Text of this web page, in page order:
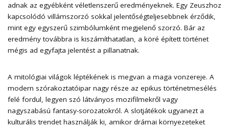
adnak az egyébként véletlenszerű eredményeknek. Egy Zeuszhoz
kapcsolódó villámszorzó sokkal jelentőségteljesebbnek érződik,
mint egy egyszerű szimbólumként megjelenő szorzó. Bár az
eredmény továbbra is kiszámíthatatlan, a köré épített történet
mégis ad egyfajta jelentést a pillanatnak.
A mitológiai világok léptékének is megvan a maga vonzereje. A
modern szórakoztatóipar nagy része az epikus történetmesélés
felé fordul, legyen szó látványos mozifilmekről vagy
nagyszabású fantasy-sorozatokról. A slotjátékok ugyanezt a
kulturális trendet használják ki, amikor drámai környezeteket